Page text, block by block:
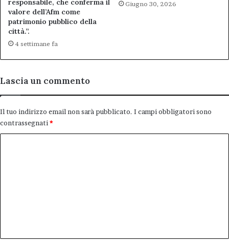
responsabile, che conferma il
valore dell’Afm come
patrimonio pubblico della
città.”.
4 settimane fa
Giugno 30, 2026
Lascia un commento
Il tuo indirizzo email non sarà pubblicato. I campi obbligatori sono
contrassegnati *